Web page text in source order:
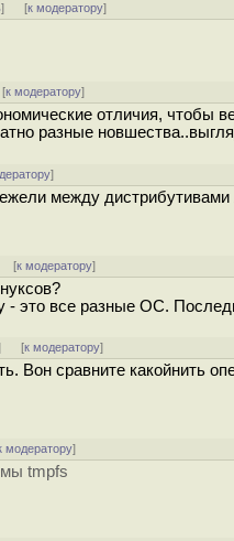
] [к модератору]
к модератору]
отличия, чтобы
разные
]
между дистрибутивами
[к модератору]
- это все разные ОС.
[к модератору]
Вон сравните какойнить
модератору]
tmpfs